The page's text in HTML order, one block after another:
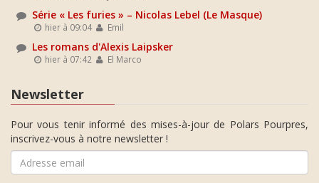
Série « Les furies » – Nicolas Lebel (Le Masque)
hier à 09:04 Emil
Les romans d'Alexis Laipsker
hier à 07:42 El Marco
Newsletter
Pour vous tenir informé des mises-à-jour de Polars Pourpres,
inscrivez-vous à notre newsletter !